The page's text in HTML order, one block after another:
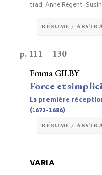
trad. Anne Régent-
RÉSUMÉ /
p. 111 – 130
Force et
Emma GILBY
La première
(1672-1686)
RÉSUMÉ /
VARIA